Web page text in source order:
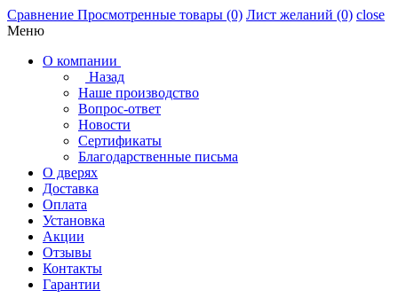
Сравнение Просмотренные товары (0) Лист желаний (0) close
Меню
О компании
Назад
Наше производство
Вопрос-ответ
Новости
Сертификаты
Благодарственные письма
О дверях
Доставка
Оплата
Установка
Акции
Отзывы
Контакты
Гарантии